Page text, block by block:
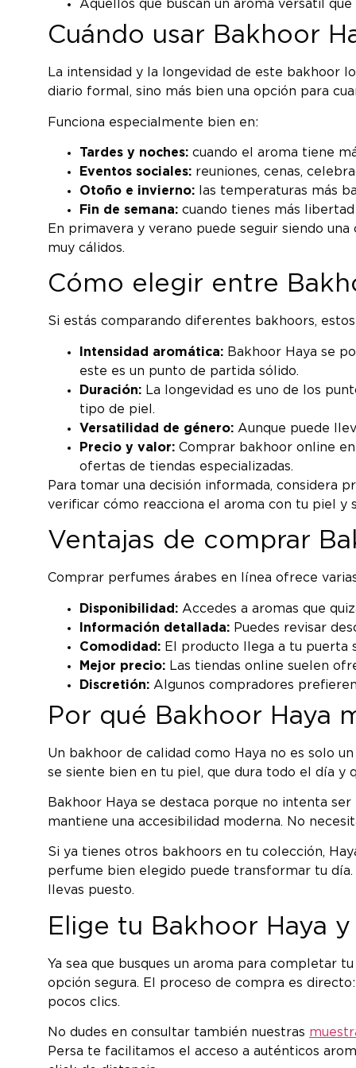
Aquellos que buscan un aroma versátil
Cuándo usar Bakhoor
La intensidad y la longevidad de este bakhoor
diario formal, sino más bien una opción para
Funciona especialmente bien en:
Tardes y noches: cuando el aroma tiene
Eventos sociales: reuniones, cenas,
Otoño e invierno: las temperaturas más
Fin de semana: cuando tienes más
En primavera y verano puede seguir siendo
muy cálidos.
Cómo elegir entre
Si estás comparando diferentes bakhoors,
Intensidad aromática: Bakhoor Haya se
este es un punto de partida sólido.
Duración: La longevidad es uno de los
tipo de piel.
Versatilidad de género: Aunque puede
Precio y valor: Comprar bakhoor online
ofertas de tiendas especializadas.
Para tomar una decisión informada, considera
verificar cómo reacciona el aroma con tu piel y
Ventajas de comprar
Comprar perfumes árabes en línea ofrece
Disponibilidad: Accedes a aromas que
Información detallada: Puedes revisar
Comodidad: El producto llega a tu puerta
Mejor precio: Las tiendas online suelen
Discretión: Algunos compradores
Por qué Bakhoor Haya
Un bakhoor de calidad como Haya no es solo
se siente bien en tu piel, que dura todo el día y
Bakhoor Haya se destaca porque no intenta
mantiene una accesibilidad moderna. No
Si ya tienes otros bakhoors en tu colección,
perfume bien elegido puede transformar tu
llevas puesto.
Elige tu Bakhoor Haya
Ya sea que busques un aroma para completar
opción segura. El proceso de compra es
pocos clics.
No dudes en consultar también nuestras
Persa te facilitamos el acceso a auténticos